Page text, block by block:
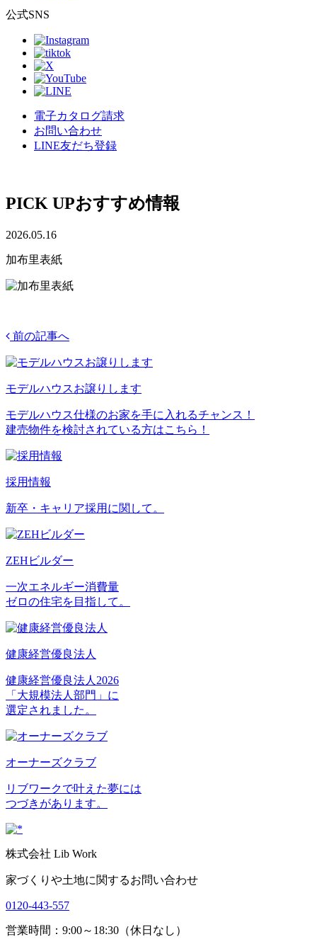
公式SNS
電子カタログ請求
お問い合わせ
LINE友だち登録
PICK UPおすすめ情報
2026.05.16
加布里表紙
前の記事へ
モデルハウスお譲りします
モデルハウス仕様のお家を手に入れるチャンス！
建売物件を検討されている方はこちら！
採用情報
新卒・キャリア採用に関して。
ZEHビルダー
一次エネルギー消費量
ゼロの住宅を目指して。
健康経営優良法人
健康経営優良法人2026
「大規模法人部門」に
選定されました。
オーナーズクラブ
リブワークで叶えた夢には
つづきがあります。
株式会社 Lib Work
家づくりや土地に関するお問い合わせ
0120-443-557
営業時間：9:00～18:30（休日なし）